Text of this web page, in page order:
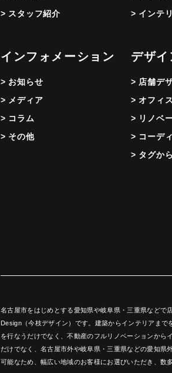
> スタッフ紹介
> インテ
インフォメーション
> お知らせ
> メディア
> コラム
> その他
デザ
> 店舗デ
> オフィ
> リノベ
> コーデ
> タグか
名古屋市をはじめとする愛知県や岐阜県・三重県などで
Design（今枝デザイン）です。建築からインテリアま
を行なうだけでなく、不動産のフルリノベーションか
だけでなく、名古屋市外や岐阜県・三重県などの愛知県
可能なため、幅広い地域のお客様にお選びいただき、数